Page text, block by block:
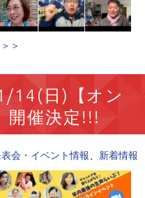
＞
14(日)【オン
開催決定!!!
会・イベント情報
新着情報